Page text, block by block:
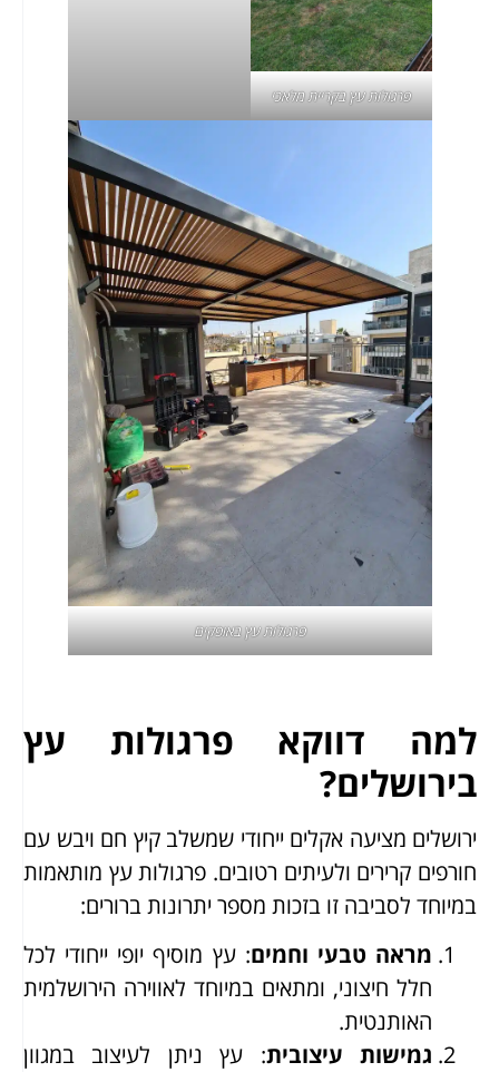
פרגולות עץ בקריית מלאכי
פרגולות עץ באופקים
למה דווקא פרגולות עץ
בירושלים?
ירושלים מציעה אקלים ייחודי שמשלב קיץ חם ויבש עם
חורפים קרירים ולעיתים רטובים. פרגולות עץ מותאמות
במיוחד לסביבה זו בזכות מספר יתרונות ברורים:
מראה טבעי וחמים: עץ מוסיף יופי ייחודי לכל
חלל חיצוני, ומתאים במיוחד לאווירה הירושלמית
האותנטית.
גמישות עיצובית: עץ ניתן לעיצוב במגוון